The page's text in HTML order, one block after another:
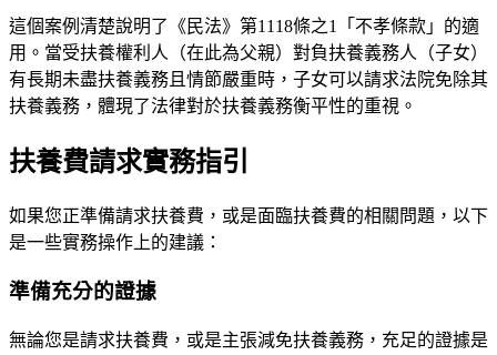
這個案例清楚說明了《民法》第1118條之1「不孝條款」的適
用。當受扶養權利人（在此為父親）對負扶養義務人（子女）
有長期未盡扶養義務且情節嚴重時，子女可以請求法院免除其
扶養義務，體現了法律對於扶養義務衡平性的重視。
扶養費請求實務指引
如果您正準備請求扶養費，或是面臨扶養費的相關問題，以下
是一些實務操作上的建議：
準備充分的證據
無論您是請求扶養費，或是主張減免扶養義務，充足的證據是